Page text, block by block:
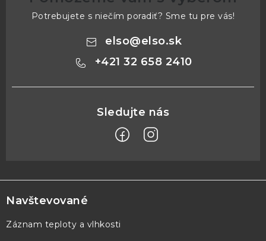
Potrebujete s niečím poradiť? Sme tu pre vás!
elso@elso.sk
+421 32 658 2410
á
p
ä
Navštevované
Záznam teploty a vlhkosti